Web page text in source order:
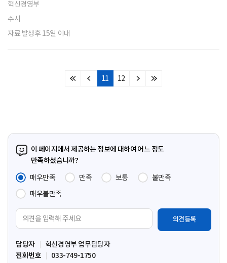
혁신경영부
수시
자료 발생후 15일 이내
처
이
11 12
다
마
이 페이지에서 제공하는 정보에 대하여 어느 정도
만족하셨습니까?
매우만족
만족 보통
불만족
매우불만족
견
입
력
담당자
혁신경영부 업무담당자
전화번호
033-749-1750